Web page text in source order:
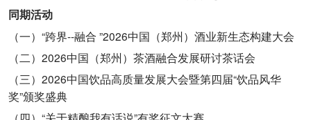
同期活动
（一）“跨界--融合 ”2026中国（郑州）酒业新生态构建大会
（二）2026中国（郑州）茶酒融合发展研讨茶话会
（三）2026中国饮品高质量发展大会暨第四届“饮品风华
奖”颁奖盛典
（四）“关于精酿我有话说”有奖征文大赛